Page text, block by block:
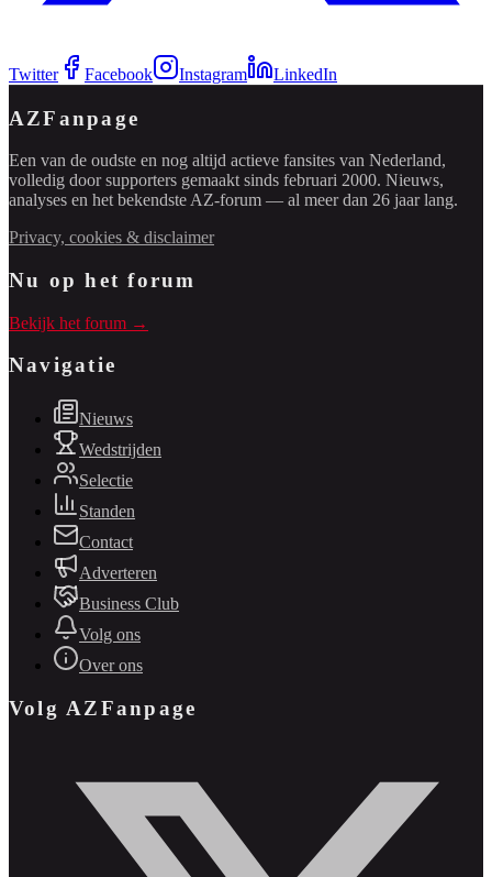
Twitter Facebook Instagram LinkedIn
AZFanpage
Een van de oudste en nog altijd actieve fansites van Nederland,
volledig door supporters gemaakt sinds februari 2000. Nieuws,
analyses en het bekendste AZ-forum — al meer dan 26 jaar lang.
Privacy, cookies & disclaimer
Nu op het forum
Bekijk het forum →
Navigatie
Nieuws
Wedstrijden
Selectie
Standen
Contact
Adverteren
Business Club
Volg ons
Over ons
Volg AZFanpage